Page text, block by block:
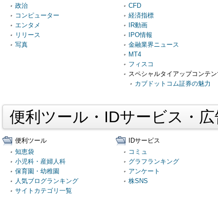
政治
コンピューター
エンタメ
リリース
写真
CFD
経済指標
IR動画
IPO情報
金融業界ニュース
MT4
フィスコ
スペシャルタイアップコンテ
カブドットコム証券の魅力
便利ツール・IDサービス・
便利ツール
知恵袋
小児科・産婦人科
保育園・幼稚園
人気ブログランキング
サイトカテゴリ一覧
IDサービス
コミュ
グラフランキング
アンケート
株SNS